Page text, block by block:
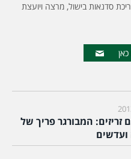
סדנאות בישול, מרצה ויועצת
זריזים: המבורגר פריך של
ועדשים